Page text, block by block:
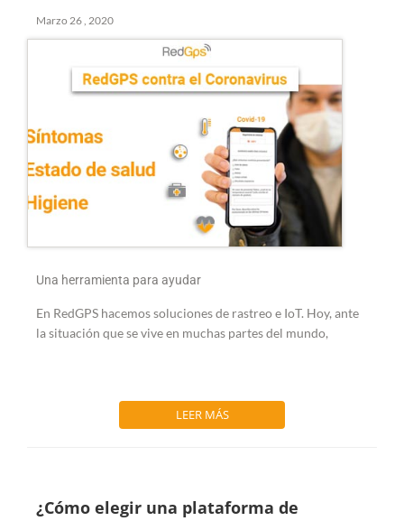
Marzo 26 , 2020
Una herramienta para ayudar
En RedGPS hacemos soluciones de rastreo e IoT. Hoy, ante
la situación que se vive en muchas partes del mundo,
LEER MÁS
¿Cómo elegir una plataforma de